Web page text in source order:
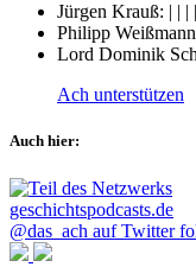
Jürgen Krauß: | | | |
Philipp
Lord Dominik
Ach unterstützen
Auch hier:
@das_ach auf Twitter